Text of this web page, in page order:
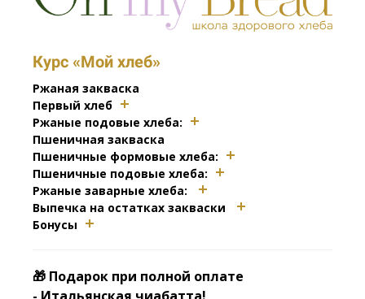
Курс «Мой хлеб»
Ржаная закваска
Первый хлеб
Ржаные подовые хлеба:
Пшеничная закваска
Пшеничные формовые хлеба:
Пшеничные подовые хлеба:
Ржаные заварные хлеба:
Выпечка на остатках закваски
Бонусы
🎁 Подарок при полной оплате